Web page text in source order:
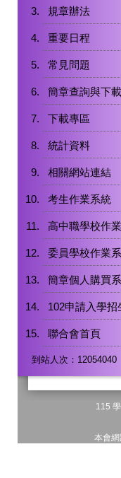
規章辦法
重要日程
常見問題
簡章查詢與下載
下載專區
統計資料
相關網站連結
考生作業系統
高中職學校作
委員學校作業
簡章個人購買
102申請入學招
聯合會首頁
到站人次：12054040
115
本會